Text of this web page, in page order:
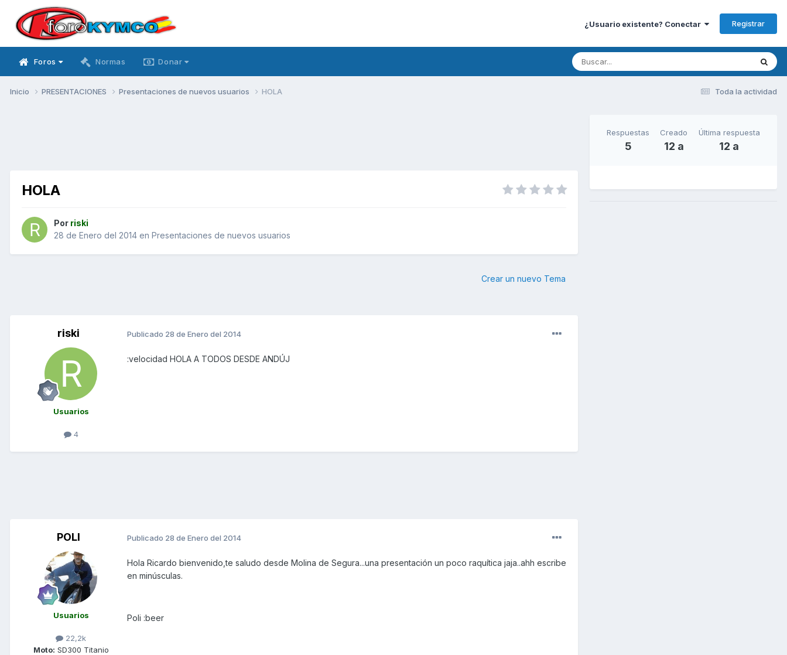
¿Usuario existente? Conectar Registrar
Foros Normas Donar
Toda la actividad
Inicio PRESENTACIONES Presentaciones de nuevos usuarios HOLA
HOLA
Por riski
28 de Enero del 2014 en Presentaciones de nuevos usuarios
Crear un nuevo Tema
riski
Usuarios
4
Publicado 28 de Enero del 2014
:velocidad HOLA A TODOS DESDE ANDÚJ
POLI
Usuarios
22,2k
Moto: SD300 Titanio
Publicado 28 de Enero del 2014
Hola Ricardo bienvenido,te saludo desde Molina de Segura...una presentación un poco raquítica jaja..ahh escribe
en minúsculas.
Poli :beer
Respuestas
5
Creado
12 a
Última respuesta
12 a